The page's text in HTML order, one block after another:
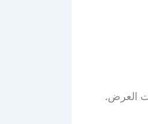
العرض.